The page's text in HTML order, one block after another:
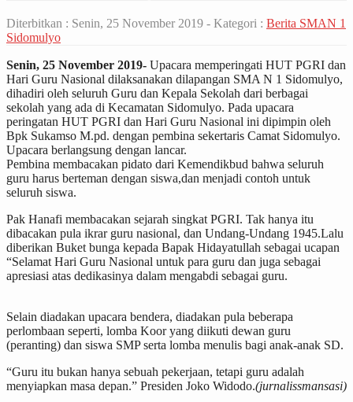
Diterbitkan : Senin, 25 November 2019 - Kategori : Berita SMAN 1
Sidomulyo
Senin, 25 November 2019- Upacara memperingati HUT PGRI dan
Hari Guru Nasional dilaksanakan dilapangan SMA N 1 Sidomulyo,
dihadiri oleh seluruh Guru dan Kepala Sekolah dari berbagai
sekolah yang ada di Kecamatan Sidomulyo. Pada upacara
peringatan HUT PGRI dan Hari Guru Nasional ini dipimpin oleh
Bpk Sukamso M.pd. dengan pembina sekertaris Camat Sidomulyo.
Upacara berlangsung dengan lancar.
Pembina membacakan pidato dari Kemendikbud bahwa seluruh
guru harus berteman dengan siswa,dan menjadi contoh untuk
seluruh siswa.
Pak Hanafi membacakan sejarah singkat PGRI. Tak hanya itu
dibacakan pula ikrar guru nasional, dan Undang-Undang 1945.Lalu
diberikan Buket bunga kepada Bapak Hidayatullah sebagai ucapan
“Selamat Hari Guru Nasional untuk para guru dan juga sebagai
apresiasi atas dedikasinya dalam mengabdi sebagai guru.
Selain diadakan upacara bendera, diadakan pula beberapa
perlombaan seperti, lomba Koor yang diikuti dewan guru
(peranting) dan siswa SMP serta lomba menulis bagi anak-anak SD.
“Guru itu bukan hanya sebuah pekerjaan, tetapi guru adalah
menyiapkan masa depan.” Presiden Joko Widodo.(jurnalissmansasi)